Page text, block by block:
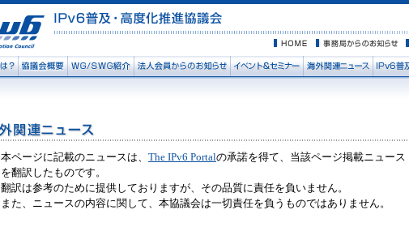
本ページに記載のニュースは、 The IPv6 Portalの承諾を得て、当該ページ掲載ニュース
を翻訳したものです。
翻訳は参考のために提供しておりますが、その品質に責任を負いません。
また、ニュースの内容に関して、本協議会は一切責任を負うものではありません。